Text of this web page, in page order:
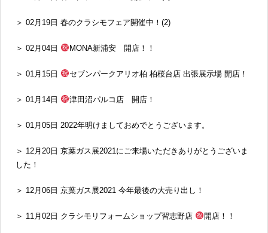
＞ 02月19日 春のクラシモフェア開催中！(2)
＞ 02月04日 MONA新浦安 開店！！
＞ 01月15日 セブンパークアリオ柏 柏桜台店 出張展示場 開店！
＞ 01月14日 津田沼パルコ店 開店！
＞ 01月05日 2022年明けましておめでとうございます。
＞ 12月20日 京葉ガス展2021にご来場いただきありがとうございま
した！
＞ 12月06日 京葉ガス展2021 今年最後の大売り出し！
＞ 11月02日 クラシモリフォームショップ習志野店 開店！！